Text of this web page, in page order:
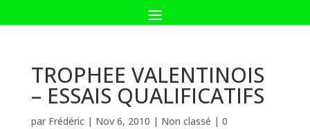
TROPHEE VALENTINOIS
– ESSAIS QUALIFICATIFS
par Frédéric| Nov 6, 2010 | Non classé | 0